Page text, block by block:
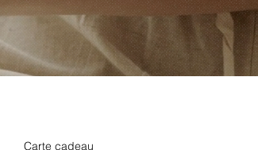
Carte cadeau